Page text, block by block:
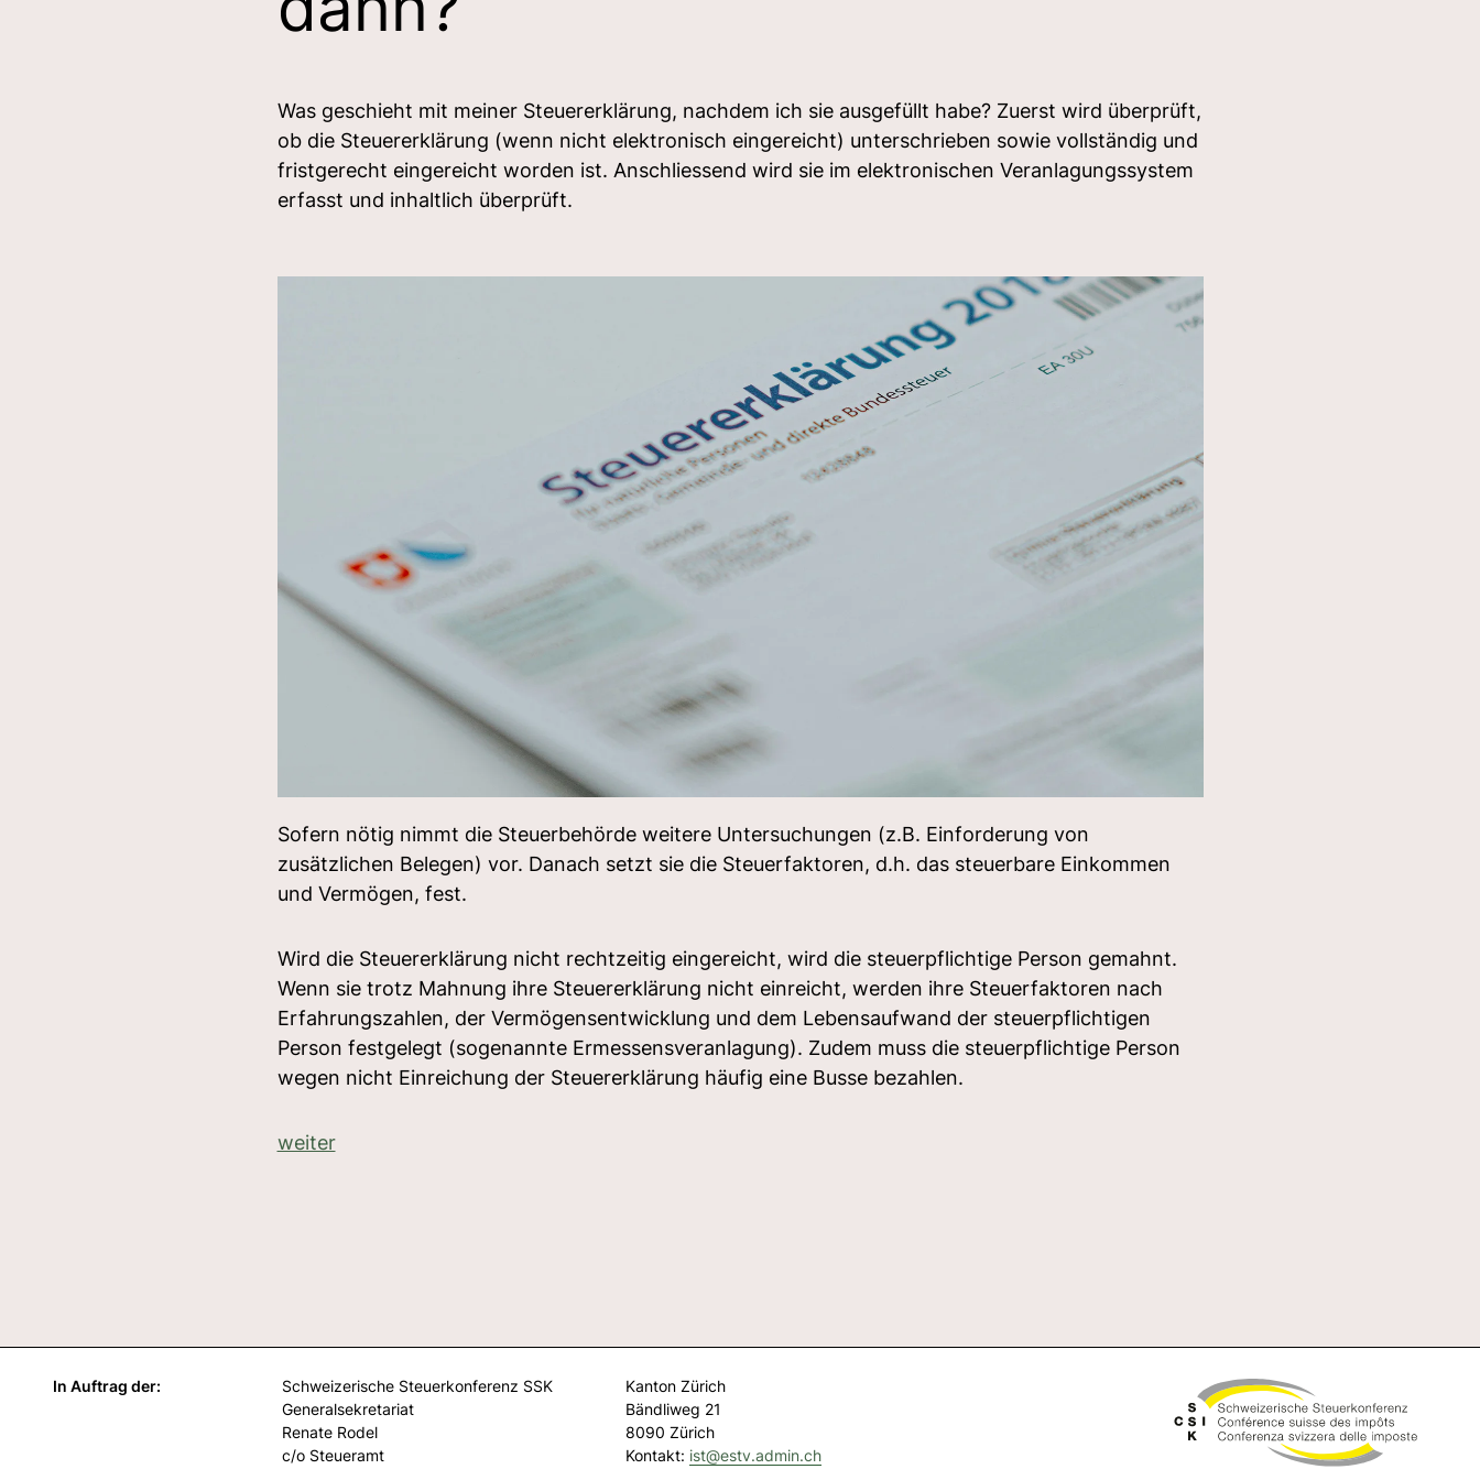
Was geschieht mit meiner Steuererklärung, nachdem ich sie ausgefüllt habe? Zuerst wird überprüft,
ob die Steuererklärung (wenn nicht elektronisch eingereicht) unterschrieben sowie vollständig und
fristgerecht eingereicht worden ist. Anschliessend wird sie im elektronischen Veranlagungssystem
erfasst und inhaltlich überprüft.
Sofern nötig nimmt die Steuerbehörde weitere Untersuchungen (z.B. Einforderung von
zusätzlichen Belegen) vor. Danach setzt sie die Steuerfaktoren, d.h. das steuerbare Einkommen
und Vermögen, fest.
Wird die Steuererklärung nicht rechtzeitig eingereicht, wird die steuerpflichtige Person gemahnt.
Wenn sie trotz Mahnung ihre Steuererklärung nicht einreicht, werden ihre Steuerfaktoren nach
Erfahrungszahlen, der Vermögensentwicklung und dem Lebensaufwand der steuerpflichtigen
Person festgelegt (sogenannte Ermessensveranlagung). Zudem muss die steuerpflichtige Person
wegen nicht Einreichung der Steuererklärung häufig eine Busse bezahlen.
weiter
In Auftrag der:
Schweizerische Steuerkonferenz SSK
Generalsekretariat
Renate Rodel
c/o Steueramt
Kanton Zürich
Bändliweg 21
8090 Zürich
Kontakt: ist@estv.admin.ch